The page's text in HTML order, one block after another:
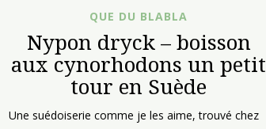
QUE DU BLABLA
Nypon dryck – boisson
aux cynorhodons un petit
tour en Suède
Une suédoiserie comme je les aime, trouvé chez